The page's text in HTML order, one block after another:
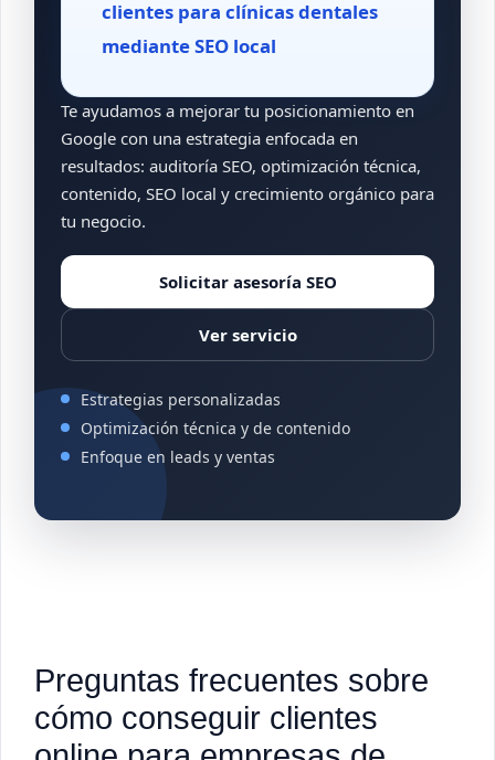
clientes para clínicas dentales
mediante SEO local
Te ayudamos a mejorar tu posicionamiento en
Google con una estrategia enfocada en
resultados: auditoría SEO, optimización técnica,
contenido, SEO local y crecimiento orgánico para
tu negocio.
Solicitar asesoría SEO
Ver servicio
Estrategias personalizadas
Optimización técnica y de contenido
Enfoque en leads y ventas
Preguntas frecuentes sobre
cómo conseguir clientes